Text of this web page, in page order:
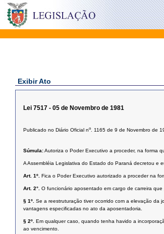
Exibir Ato
Lei 7517 - 05 de Novembro de 1981
Publicado no Diário Oficial no. 1165 de 9 de Novembro de
Súmula:Autoriza o Poder Executivo a proceder, na forma
A Assembléia Legislativa do Estado do Paraná decretou e
Art. 1º. Fica o Poder Executivo autorizado a proceder na
Art. 2°. O funcionário aposentado em cargo de carreira
§ 1º. Se a reestruturação tiver ocorrido com a elevação da
vantagens especificadas no ato da aposentadoria.
§ 2º. Em qualquer caso, quando tenha havido a
ao vencimento.